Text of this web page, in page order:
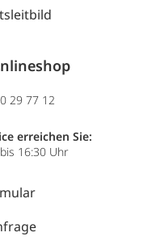
29 77 12
erreichen Sie:
16:30 Uhr